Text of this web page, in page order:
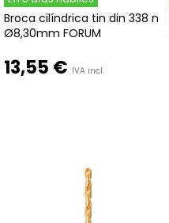
Broca cilíndrica tin din 338 n
Ø8,30mm FORUM
13,55 € IVA incl.